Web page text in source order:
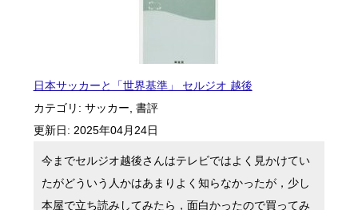
日本サッカーと「世界基準」 セルジオ 越後
カテゴリ: サッカー 書評
更新日: 2025年04月24日
今までセルジオ越後さんはテレビではよく見かけてい
たがどういう人かはあまりよく知らなかったが，少し
本屋で立ち読みしてみたら，面白かったので買ってみ